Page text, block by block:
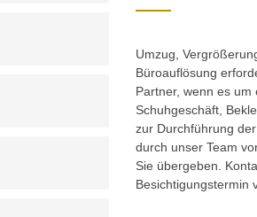
Umzug,
Büroauflösung
Partner, wenn es
Schuhgeschäft,
zur Durchführung
durch unser Team
Sie übergeben.
Besichtigungstermin